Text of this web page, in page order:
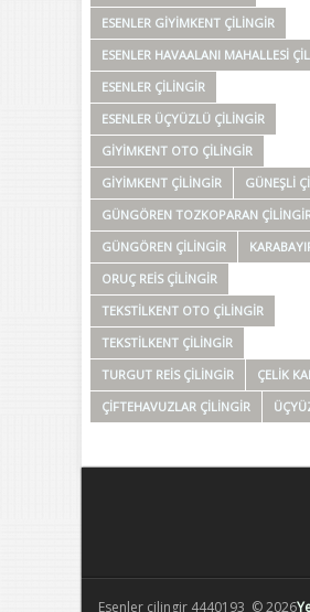
ESENLER GIYIMKENT ÇILINGIR
ESENLER HAVAALANI MAHALLESI
ESENLER ÇILINGIR
ESENLER ÜÇYÜZLÜ ÇILINGIR
GIYIMKENT OTO ÇILINGIR
GIYIMKENT ÇILINGIR
GÜNEŞLI
GÜNGÖREN TOZKOPARAN
GÜNGÖREN ÇILINGIR
ORUÇ REIS ÇILINGIR
TEKSTILKENT OTO ÇILINGIR
TEKSTILKENT ÇILINGIR
TURGUT REIS ÇILINGIR
ÇELIK
ÇIFTEHAVUZLAR ÇILINGIR
Esenler çilingir 4440193 © 2026